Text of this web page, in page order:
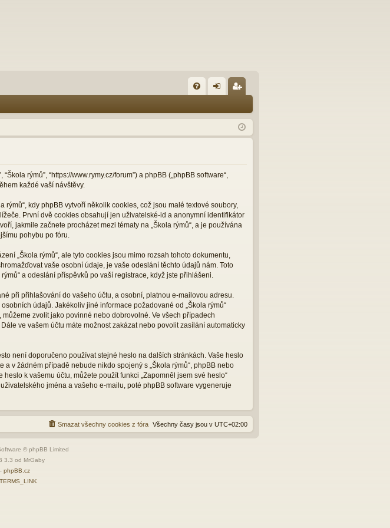
Q lá
sit
ist
ro
rýmů”, “https://www.rymy.cz/forum”) a phpBB („phpBB software“,
každé vaší návštěvy.
kdy phpBB vytvoří několik cookies, což jsou malé textové soubory,
První dvě cookies obsahují jen uživatelské-id a anonymní identifikátor
jakmile začnete procházet mezi tématy na „Škola rýmů“, a je používána
pohybu po fóru.
„Škola rýmů“, ale tyto cookies jsou mimo rozsah tohoto dokumentu,
vaše osobní údaje, je vaše odeslání těchto údajů nám. Toto
a odeslání příspěvků po vaší registrace, když jste přihlášeni.
při přihlašování do vašeho účtu, a osobní, platnou e-mailovou adresu.
údajů. Jakékoliv jiné informace požadované od „Škola rýmů“
zvolit jako povinné nebo dobrovolné. Ve všech případech
ve vašem účtu máte možnost zakázat nebo povolit zasílání automaticky
není doporučeno používat stejné heslo na dalších stránkách. Vaše heslo
v žádném případě nebude nikdo spojený s „Škola rýmů“, phpBB nebo
k vašemu účtu, můžete použít funkci „Zapomněl jsem své heslo“
jména a vašeho e-mailu, poté phpBB software vygeneruje
Všechny časy jsou v UTC+02:00
Smazat všechny cookies z fóra
© phpBB Limited
3.3 od MrGaby
phpBB.cz
TERMS_LINK